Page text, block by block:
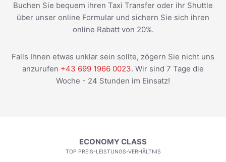
Buchen Sie bequem ihren Taxi Transfer oder ihr Shuttle
über unser online Formular und sichern Sie sich ihren
online Rabatt von 20%.
Falls Ihnen etwas unklar sein sollte, zögern Sie nicht uns
anzurufen +43 699 1966 0023. Wir sind 7 Tage die
Woche - 24 Stunden im Einsatz!
ECONOMY CLASS
TOP PREIS-LEISTUNGS-VERHÄLTNIS